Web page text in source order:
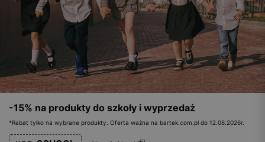
-15% na produkty do szkoły i wyprzedaż
*Rabat tylko na wybrane produkty. Oferta ważna na bartek.com.pl do 12.08.2026r.